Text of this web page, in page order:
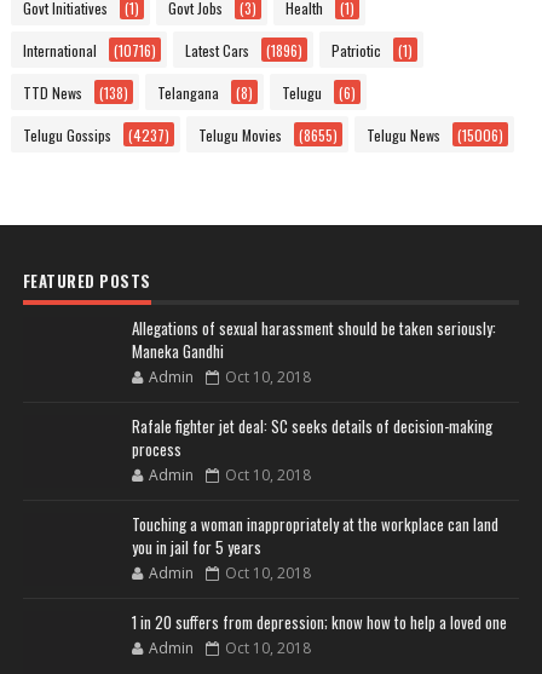
Govt Initiatives (1) Govt Jobs (3) Health (1)
International (10716) Latest Cars (1896) Patriotic (1)
TTD News (138) Telangana (8) Telugu (6)
Telugu Gossips (4237) Telugu Movies (8655) Telugu News (15006)
FEATURED POSTS
Allegations of sexual harassment should be taken seriously:
Maneka Gandhi
Admin Oct 10, 2018
Rafale fighter jet deal: SC seeks details of decision-making
process
Admin Oct 10, 2018
Touching a woman inappropriately at the workplace can land
you in jail for 5 years
Admin Oct 10, 2018
1 in 20 suffers from depression; know how to help a loved one
Admin Oct 10, 2018